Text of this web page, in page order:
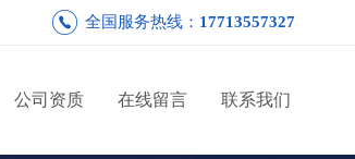
全国服务热线： 17713557327
公司资质 在线留言 联系我们